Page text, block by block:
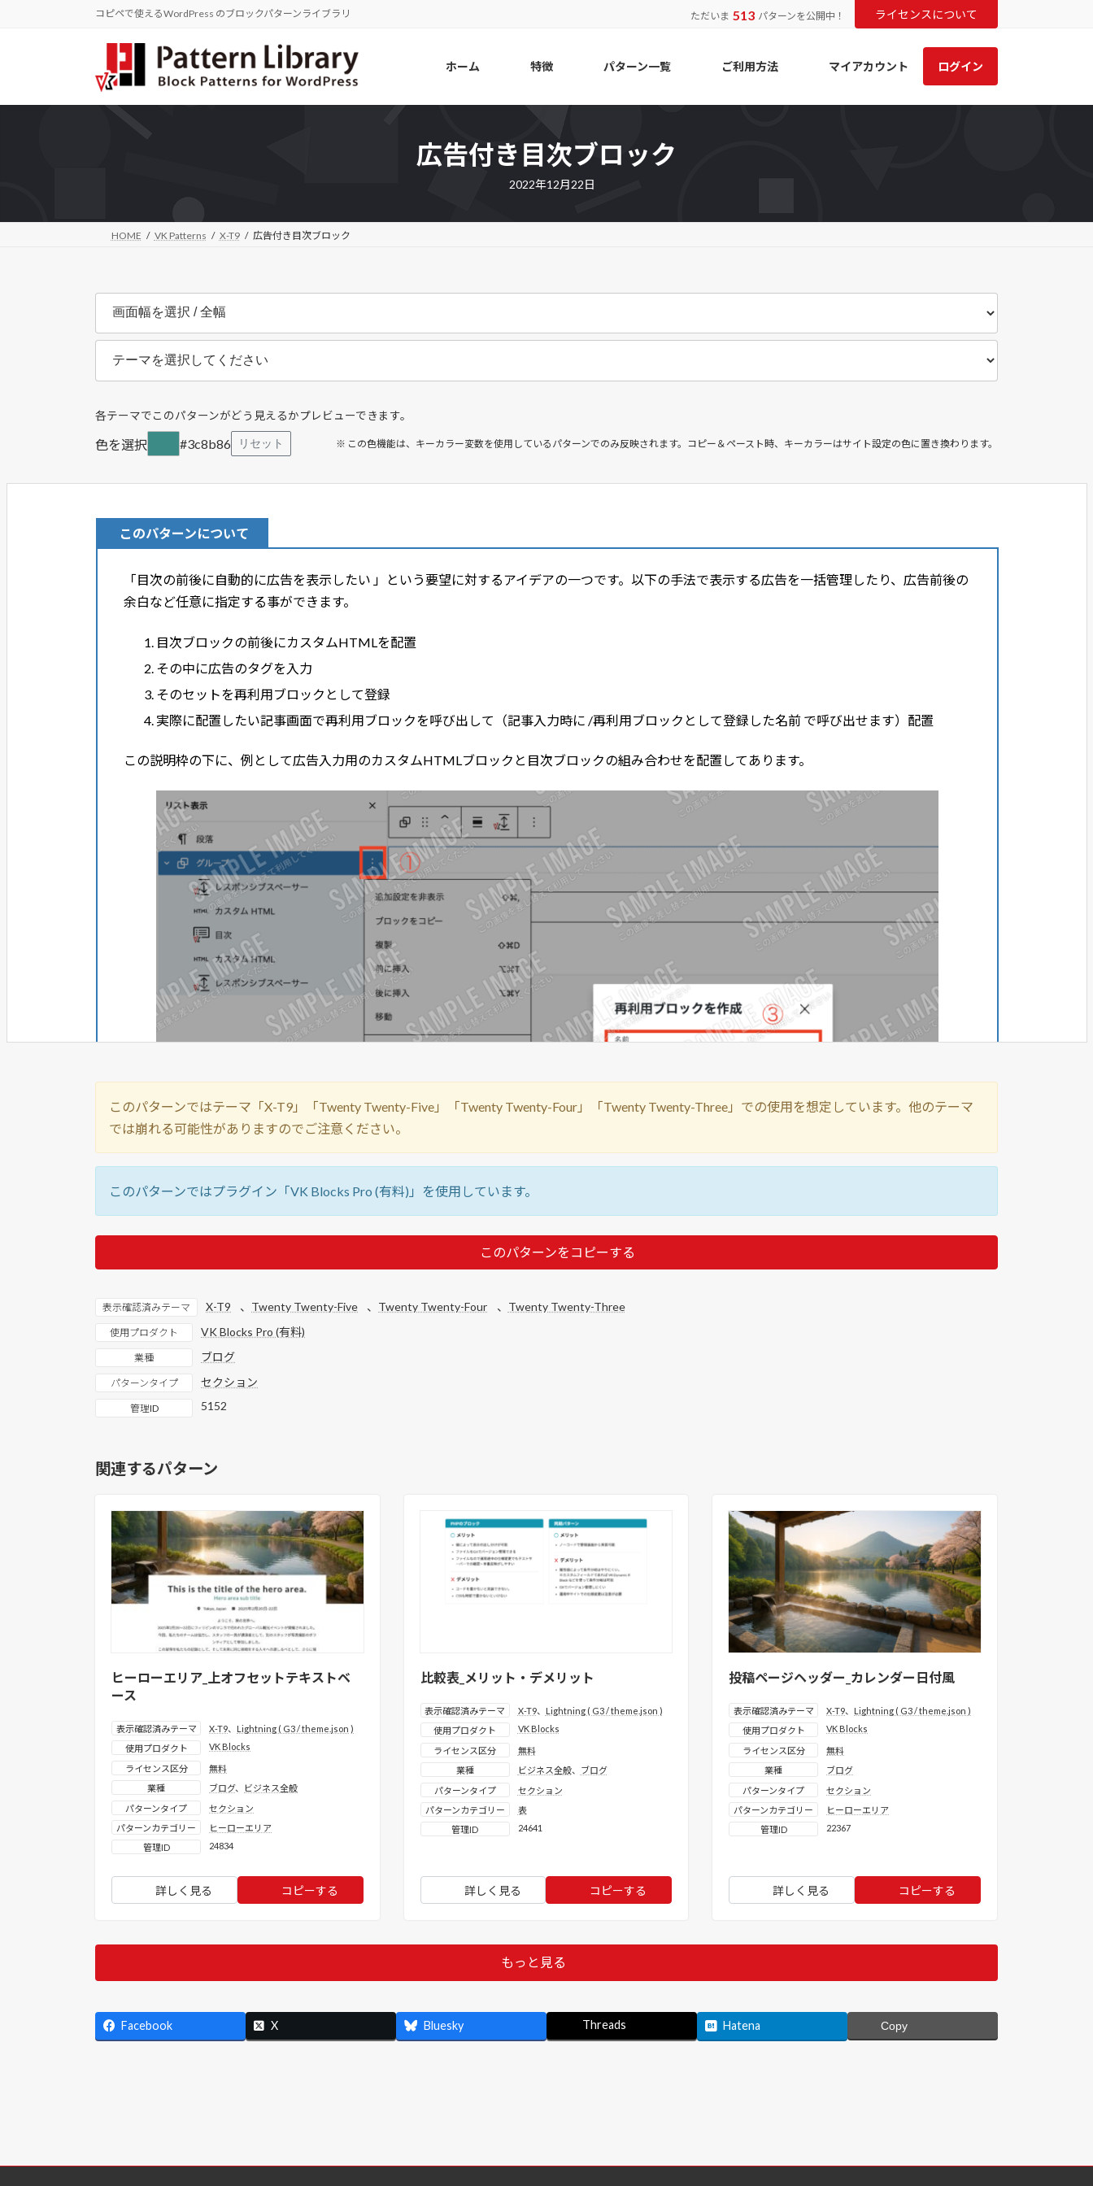
へ
ョ
コピペで使えるWordPress のブロックパターンライブラリ ただいま 513 パターンを公開中！ ライセンスについて
ホーム 特徴 パターン一覧 ご利用方法 マイアカウント ログイン
広告付き目次ブロック
2022年12月22日
HOME VK Patterns X-T9 広告付き目次ブロック
各テーマでこのパターンがどう見えるかプレビューできます。
色を選択 #3c8b86 リセット ※ この色機能は、キーカラー変数を使用しているパターンでのみ反映されます。コピー＆ペースト時、キーカラーはサイト設定の色に置き換わります。
このパターンではテーマ「X-T9」「Twenty Twenty-Five」「Twenty Twenty-Four」「Twenty Twenty-Three」での使用を想定しています。他のテーマ
では崩れる可能性がありますのでご注意ください。
このパターンではプラグイン「VK Blocks Pro (有料)」を使用しています。
このパターンをコピーする
表示確認済みテーマ X-T9 、 Twenty Twenty-Five 、 Twenty Twenty-Four 、 Twenty Twenty-Three
使用プロダクト VK Blocks Pro (有料)
業種 ブログ
パターンタイプ セクション
管理ID 5152
関連するパターン
ヒーローエリア_上オフセットテキストベ
ース
表示確認済みテーマ X-T9、 Lightning ( G3 / theme.json )
使用プロダクト
VK Blocks
ライセンス区分
無料
業種
ブログ、
ビジネス全般
パターンタイプ
セクション
パターンカテゴリー
ヒーローエリア
管理ID
24834
詳しく見る コピーする
比較表_メリット・デメリット
表示確認済みテーマ X-T9、
Lightning ( G3 / theme.json )
使用プロダクト
VK Blocks
ライセンス区分
無料
業種
ビジネス全般、
ブログ
パターンタイプ
セクション
パターンカテゴリー
表
管理ID
24641
詳しく見る コピーする
投稿ページヘッダー_カレンダー日付風
表示確認済みテーマ X-T9、 Lightning ( G3 / theme.json )
使用プロダクト
VK Blocks
ライセンス区分
無料
業種
ブログ
パターンタイプ
セクション
パターンカテゴリー
ヒーローエリア
管理ID
22367
詳しく見る コピーする
もっと見る
Facebook X Bluesky Threads Hatena Copy